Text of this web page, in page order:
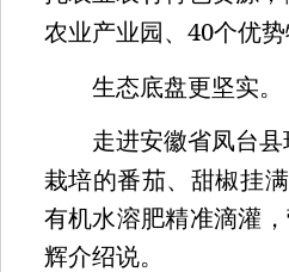
农业产业园、 40个优势
生态底盘更坚实。
走进安徽省凤台县
栽培的番茄、甜椒挂
有机水溶肥精准滴灌
辉介绍说。